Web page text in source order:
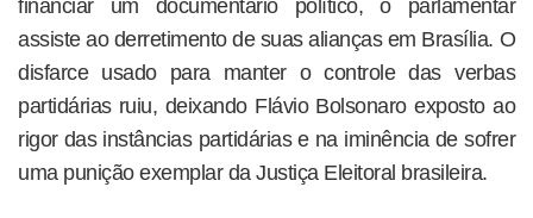
financiar um documentário político, o parlamentar
assiste ao derretimento de suas alianças em Brasília. O
disfarce usado para manter o controle das verbas
partidárias ruiu, deixando Flávio Bolsonaro exposto ao
rigor das instâncias partidárias e na iminência de sofrer
uma punição exemplar da Justiça Eleitoral brasileira.